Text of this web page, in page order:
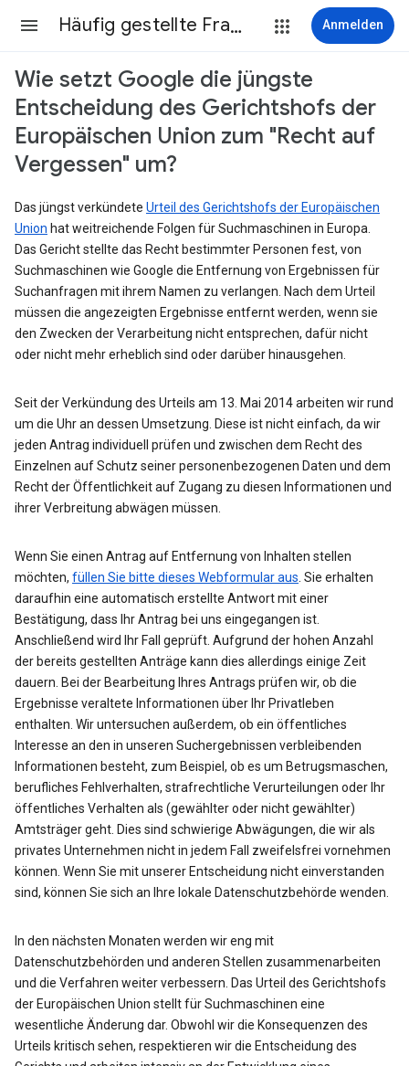
Häufig gestellte Fragen Anmelden
Wie setzt Google die jüngste
Entscheidung des Gerichtshofs der
Europäischen Union zum "Recht auf
Vergessen" um?
Das jüngst verkündete Urteil des Gerichtshofs der Europäischen
Union hat weitreichende Folgen für Suchmaschinen in Europa.
Das Gericht stellte das Recht bestimmter Personen fest, von
Suchmaschinen wie Google die Entfernung von Ergebnissen für
Suchanfragen mit ihrem Namen zu verlangen. Nach dem Urteil
müssen die angezeigten Ergebnisse entfernt werden, wenn sie
den Zwecken der Verarbeitung nicht entsprechen, dafür nicht
oder nicht mehr erheblich sind oder darüber hinausgehen.
Seit der Verkündung des Urteils am 13. Mai 2014 arbeiten wir rund
um die Uhr an dessen Umsetzung. Diese ist nicht einfach, da wir
jeden Antrag individuell prüfen und zwischen dem Recht des
Einzelnen auf Schutz seiner personenbezogenen Daten und dem
Recht der Öffentlichkeit auf Zugang zu diesen Informationen und
ihrer Verbreitung abwägen müssen.
Wenn Sie einen Antrag auf Entfernung von Inhalten stellen
möchten, füllen Sie bitte dieses Webformular aus . Sie erhalten
daraufhin eine automatisch erstellte Antwort mit einer
Bestätigung, dass Ihr Antrag bei uns eingegangen ist.
Anschließend wird Ihr Fall geprüft. Aufgrund der hohen Anzahl
der bereits gestellten Anträge kann dies allerdings einige Zeit
dauern. Bei der Bearbeitung Ihres Antrags prüfen wir, ob die
Ergebnisse veraltete Informationen über Ihr Privatleben
enthalten. Wir untersuchen außerdem, ob ein öffentliches
Interesse an den in unseren Suchergebnissen verbleibenden
Informationen besteht, zum Beispiel, ob es um Betrugsmaschen,
berufliches Fehlverhalten, strafrechtliche Verurteilungen oder Ihr
öffentliches Verhalten als (gewählter oder nicht gewählter)
Amtsträger geht. Dies sind schwierige Abwägungen, die wir als
privates Unternehmen nicht in jedem Fall zweifelsfrei vornehmen
können. Wenn Sie mit unserer Entscheidung nicht einverstanden
sind, können Sie sich an Ihre lokale Datenschutzbehörde wenden.
In den nächsten Monaten werden wir eng mit
Datenschutzbehörden und anderen Stellen zusammenarbeiten
und die Verfahren weiter verbessern. Das Urteil des Gerichtshofs
der Europäischen Union stellt für Suchmaschinen eine
wesentliche Änderung dar. Obwohl wir die Konsequenzen des
Urteils kritisch sehen, respektieren wir die Entscheidung des